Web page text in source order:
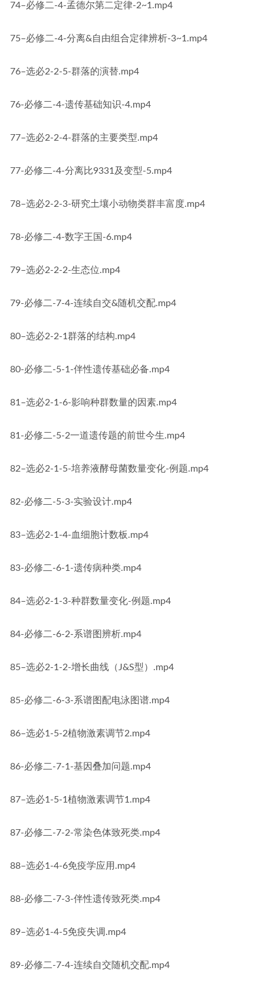
74–必修二-4-孟德尔第二定律-2~1.mp4
75–必修二-4-分离&自由组合定律辨析-3~1.mp4
76–选必2-2-5-群落的演替.mp4
76-必修二-4-遗传基础知识-4.mp4
77–选必2-2-4-群落的主要类型.mp4
77-必修二-4-分离比9331及变型-5.mp4
78–选必2-2-3-研究土壤小动物类群丰富度.mp4
78-必修二-4-数字王国-6.mp4
79–选必2-2-2-生态位.mp4
79-必修二-7-4-连续自交&随机交配.mp4
80–选必2-2-1群落的结构.mp4
80-必修二-5-1-伴性遗传基础必备.mp4
81–选必2-1-6-影响种群数量的因素.mp4
81-必修二-5-2一道遗传题的前世今生.mp4
82–选必2-1-5-培养液酵母菌数量变化-例题.mp4
82-必修二-5-3-实验设计.mp4
83–选必2-1-4-血细胞计数板.mp4
83-必修二-6-1-遗传病种类.mp4
84–选必2-1-3-种群数量变化-例题.mp4
84-必修二-6-2-系谱图辨析.mp4
85–选必2-1-2-增长曲线（J&S型）.mp4
85-必修二-6-3-系谱图配电泳图谱.mp4
86–选必1-5-2植物激素调节2.mp4
86-必修二-7-1-基因叠加问题.mp4
87–选必1-5-1植物激素调节1.mp4
87-必修二-7-2-常染色体致死类.mp4
88–选必1-4-6免疫学应用.mp4
88-必修二-7-3-伴性遗传致死类.mp4
89–选必1-4-5免疫失调.mp4
89-必修二-7-4-连续自交随机交配.mp4